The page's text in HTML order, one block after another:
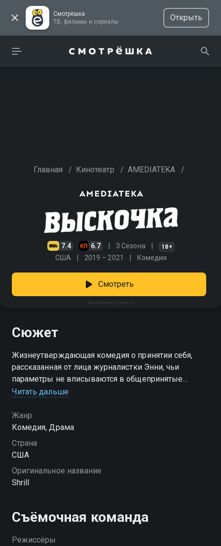
Смотрёшка
ТВ, фильмы и сериалы
Открыть
Главная / Кинотеатр / AMEDIATEKA /
7.4 6.7 3 Сезона 18+
США 2019 – 2021 Комедия
Выскочка (сезон 3)
Смотреть
Сюжет
Жизнеутверждающая комедия о принятии себя,
рассказанная от лица журналистки Энни, чьи
параметры не вписываются в общепринятые
стандарты
Посмотреть онлайн 3 сезон сериала Выскочка вы
можете совершенно бесплатно в хорошем HD
качестве на Смотрёшке
Читать дальше
Жанр
Комедия, Драма
Страна
США
Оригинальное название
Shrill
Съёмочная команда
Режиссёры